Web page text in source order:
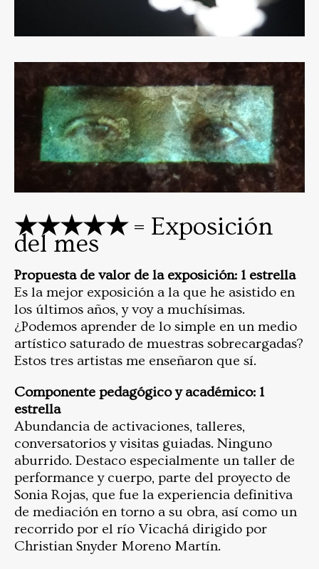
★★★★★= Exposición
del mes
Propuesta de valor de la exposición: 1 estrella
Es la mejor exposición a la que he asistido en
los últimos años, y voy a muchísimas.
¿Podemos aprender de lo simple en un medio
artístico saturado de muestras sobrecargadas?
Estos tres artistas me enseñaron que sí.
Componente pedagógico y académico: 1
estrella
Abundancia de activaciones, talleres,
conversatorios y visitas guiadas. Ninguno
aburrido. Destaco especialmente un taller de
performance y cuerpo, parte del proyecto de
Sonia Rojas, que fue la experiencia definitiva
de mediación en torno a su obra, así como un
recorrido por el río Vicachá dirigido por
Christian Snyder Moreno Martín.